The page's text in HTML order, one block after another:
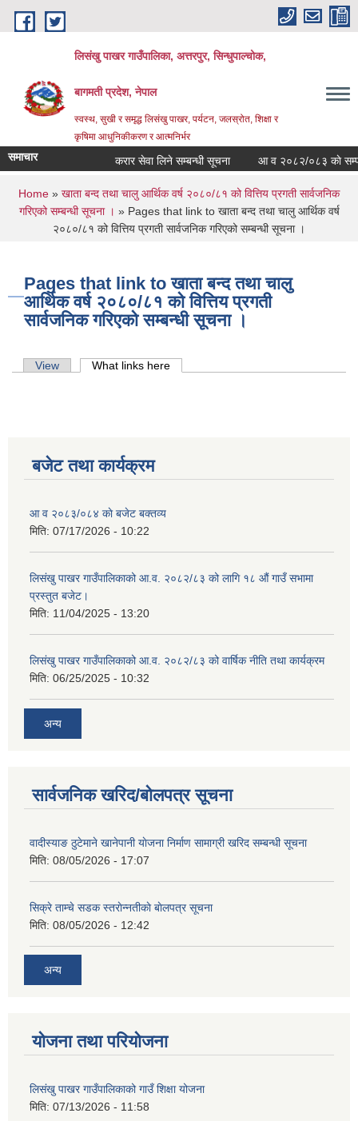
Skip to main content
लिसंखु पाखर गाउँपालिका, अत्तरपुर, सिन्धुपाल्चोक,
बागमती प्रदेश, नेपाल
स्वस्थ, सुखी र समृद्ध लिसंखु पाखर, पर्यटन, जलस्रोत, शिक्षा र
कृषिमा आधुनिकीकरण र आत्मनिर्भर
समाचार करार सेवा लिने सम्बन्धी सूचना आ व २०८२/०८३ काे
You are here
Home » खाता बन्द तथा चालु आर्थिक वर्ष २०८०/८१ को वित्तिय प्रगती सार्वजनिक
गरिएको सम्बन्धी सूचना । » Pages that link to खाता बन्द तथा चालु आर्थिक वर्ष
२०८०/८१ को वित्तिय प्रगती सार्वजनिक गरिएको सम्बन्धी सूचना ।
Pages that link to खाता बन्द तथा चालु
आर्थिक वर्ष २०८०/८१ को वित्तिय प्रगती
सार्वजनिक गरिएको सम्बन्धी सूचना ।
Primary tabs
View What links here
बजेट तथा कार्यक्रम
आ व २०८३/०८४ काे बजेट बक्तव्य
मिति: 07/17/2026 - 10:22
लिसंखु पाखर गाउँपालिकाको आ.व. २०८२/८३ को लागि १८ औं गाउँ सभामा
प्रस्तुत बजेट।
मिति: 11/04/2025 - 13:20
लिसंखु पाखर गाउँपालिकाको आ.व. २०८२/८३ को वार्षिक नीति तथा कार्यक्रम
मिति: 06/25/2025 - 10:32
अन्य
सार्वजनिक खरिद/बोलपत्र सूचना
वादीस्याङ ठुटेमाने खानेपानी याेजना निर्माण सामाग्री खरिद सम्बन्धी सूचना
मिति: 08/05/2026 - 17:07
सिक्रे ताम्चे सडक स्तराेन्नतीकाे बाेलपत्र सूचना
मिति: 08/05/2026 - 12:42
अन्य
योजना तथा परियोजना
लिसंखु पाखर गाउँपालिकाको गाउँ शिक्षा योजना
मिति: 07/13/2026 - 11:58